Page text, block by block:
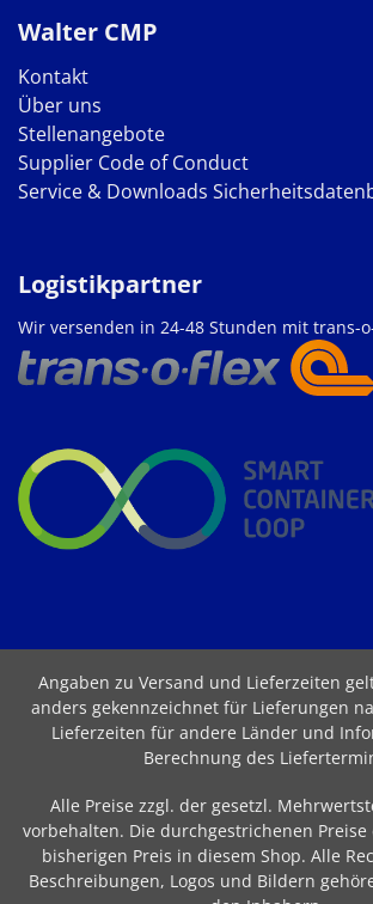
Walter CMP
Kontakt
Über uns
Stellenangebote
Supplier Code of Conduct
Service & Downloads
Logistikpartner
Wir versenden in 24-48 Stunden mit trans-
Angaben zu Versand und Lieferzeiten
anders gekennzeichnet für Lieferungen
Lieferzeiten für andere Länder und
Berechnung des
Alle Preise zzgl. der gesetzl.
vorbehalten. Die durchgestrichenen
bisherigen Preis in diesem Shop. Alle
Beschreibungen, Logos und Bildern